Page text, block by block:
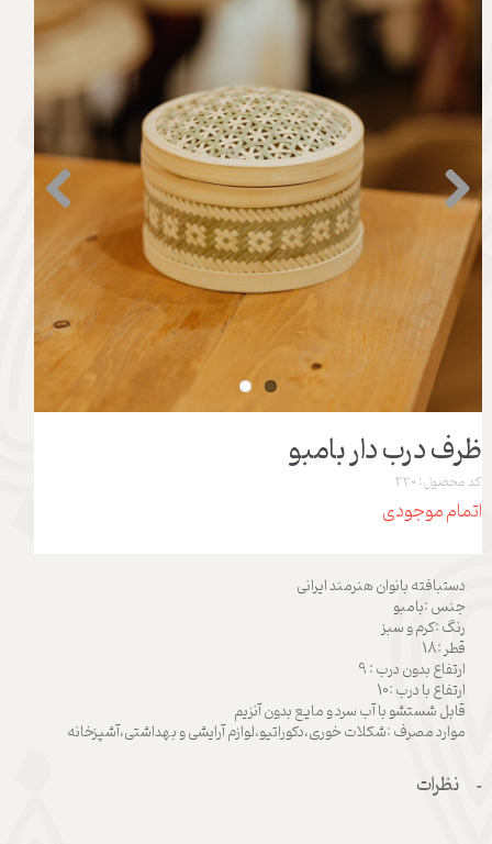
ظرف درب دار بامبو
کد محصول: 220
اتمام موجودی
دستبافته بانوان هنرمند ایرانی
جنس :بامبو
رنگ :کرم و سبز
قطر :18
ارتفاع بدون درب : 9
ارتفاع با درب :10
قابل شستشو با آب سرد و مایع بدون آنزیم
موارد مصرف :شکلات خوری،دکوراتیو،لوازم آرایشی و بهداشتی،آشپزخانه
نظرات